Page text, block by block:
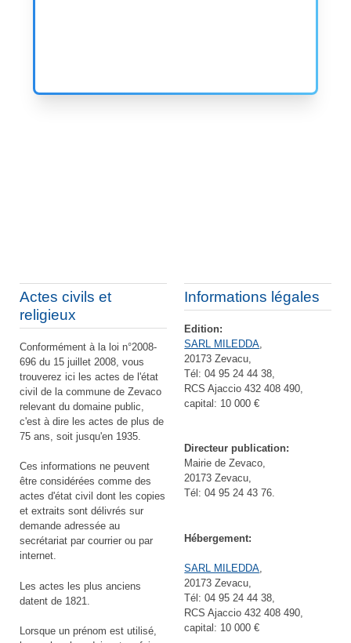
Actes civils et
religieux
Conformément à la loi n°2008-
696 du 15 juillet 2008, vous
trouverez ici les actes de l'état
civil de la commune de Zevaco
relevant du domaine public,
c'est à dire les actes de plus de
75 ans, soit jusqu'en 1935.
Ces informations ne peuvent
être considérées comme des
actes d'état civil dont les copies
et extraits sont délivrés sur
demande adressée au
secrétariat par courrier ou par
internet.
Les actes les plus anciens
datent de 1821.
Lorsque un prénom est utilisé,
Informations légales
Edition:
SARL MILEDDA,
20173 Zevacu,
Tél: 04 95 24 44 38,
RCS Ajaccio 432 408 490,
capital: 10 000 €
Directeur publication:
Mairie de Zevaco,
20173 Zevacu,
Tél: 04 95 24 43 76.
Hébergement:
SARL MILEDDA
20173 Zevacu,
Tél: 04 95 24 44 38,
RCS Ajaccio 432 408 490,
capital: 10 000 €